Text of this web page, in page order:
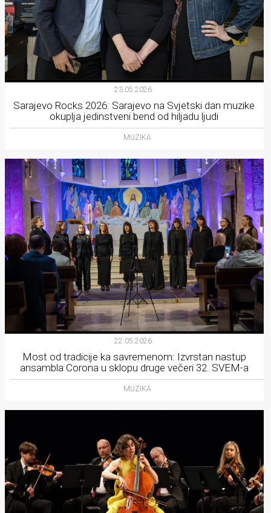
23.05.2026.
Sarajevo Rocks 2026: Sarajevo na Svjetski dan muzike
okuplja jedinstveni bend od hiljadu ljudi
MUZIKA
22.05.2026.
Most od tradicije ka savremenom: Izvrstan nastup
ansambla Corona u sklopu druge večeri 32. SVEM-a
MUZIKA